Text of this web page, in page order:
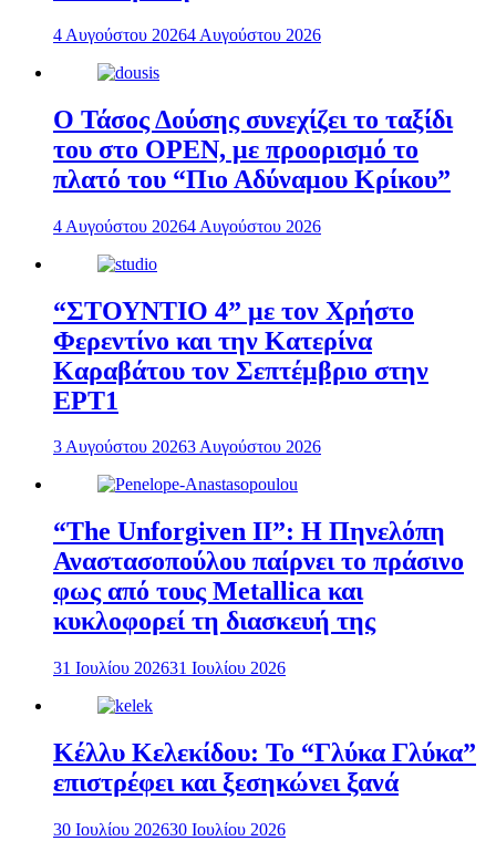
4 Αυγούστου 20264 Αυγούστου 2026
Ο Τάσος Δούσης συνεχίζει το ταξίδι
του στο OPEN, με προορισμό το
πλατό του “Πιο Αδύναμου Κρίκου”
4 Αυγούστου 20264 Αυγούστου 2026
“ΣΤΟΥΝΤΙΟ 4” με τον Χρήστο
Φερεντίνο και την Κατερίνα
Καραβάτου τον Σεπτέμβριο στην
ΕΡΤ1
3 Αυγούστου 20263 Αυγούστου 2026
“The Unforgiven II”: Η Πηνελόπη
Αναστασοπούλου παίρνει το πράσινο
φως από τους Metallica και
κυκλοφορεί τη διασκευή της
31 Ιουλίου 202631 Ιουλίου 2026
Κέλλυ Κελεκίδου: Το “Γλύκα Γλύκα”
επιστρέφει και ξεσηκώνει ξανά
30 Ιουλίου 202630 Ιουλίου 2026